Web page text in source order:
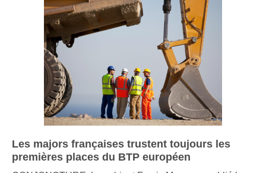
Les majors françaises trustent toujours les
premières places du BTP européen